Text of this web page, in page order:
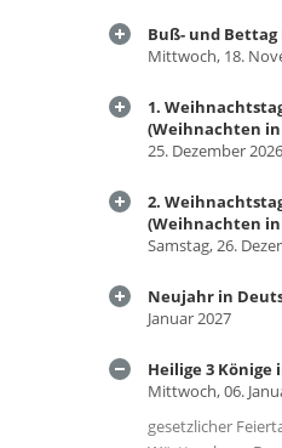
Buß- und
Mittwoch, 18.
1.
(Weihnachten
25. Dezember 2026
2.
(Weihnachten
Samstag, 26.
Neujahr in
Januar 2027
Heilige 3
Mittwoch, 06.
gesetzlicher